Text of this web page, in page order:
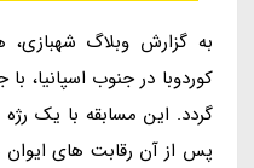
به گزارش وبلاگ شهبازی،
کوردوبا در جنوب اسپانیا،
گردد. این مسابقه با یک
پس از آن رقابت های ایوان